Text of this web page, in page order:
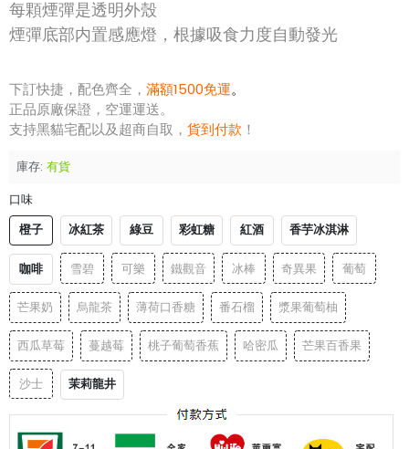
每顆煙彈是透明外殼
煙彈底部内置感應燈，根據吸食力度自動發光
下訂快捷，配色齊全， 滿額1500免運。
正品原廠保證，空運運送。
支持黑貓宅配以及超商自取， 貨到付款 ！
庫存: 有貨
口味
橙子 冰紅茶 綠豆 彩虹糖 紅酒 香芋冰淇淋
咖啡 雪碧 可樂 鐵觀音 冰棒 奇異果 葡萄
芒果奶 烏龍茶 薄荷口香糖 番石榴 漿果葡萄柚
西瓜草莓 蔓越莓 桃子葡萄香蕉 哈密瓜 芒果百香果
沙士 茉莉龍井